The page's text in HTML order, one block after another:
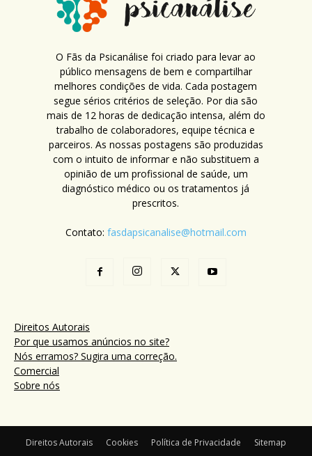
O Fãs da Psicanálise foi criado para levar ao
público mensagens de bem e compartilhar
melhores condições de vida. Cada postagem
segue sérios critérios de seleção. Por dia são
mais de 12 horas de dedicação intensa, além do
trabalho de colaboradores, equipe técnica e
parceiros. As nossas postagens são produzidas
com o intuito de informar e não substituem a
opinião de um profissional de saúde, um
diagnóstico médico ou os tratamentos já
prescritos.
Contato: fasdapsicanalise@hotmail.com
Direitos Autorais
Por que usamos anúncios no site?
Nós erramos? Sugira uma correção.
Comercial
Sobre nós
Direitos Autorais Cookies Política de Privacidade Sitemap